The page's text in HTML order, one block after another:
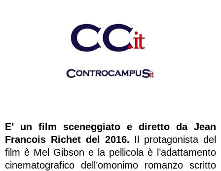
E’ un film sceneggiato e diretto da Jean
Francois Richet del 2016. Il protagonista del
film è Mel Gibson e la pellicola è l’adattamento
cinematografico dell’omonimo romanzo scritto